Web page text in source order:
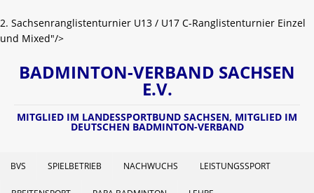
2. Sachsenranglistenturnier U13 / U17 C-Ranglistenturnier Einzel
und Mixed"/>
BADMINTON-VERBAND SACHSEN
E.V.
MITGLIED IM LANDESSPORTBUND SACHSEN, MITGLIED IM
DEUTSCHEN BADMINTON-VERBAND
BVS SPIELBETRIEB NACHWUCHS LEISTUNGSSPORT